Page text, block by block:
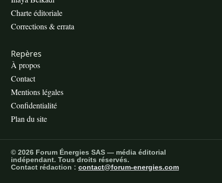
Charte éditoriale
Corrections & errata
Repères
À propos
Contact
Mentions légales
Confidentialité
Plan du site
© 2026 Forum Énergies SAS — média éditorial
indépendant. Tous droits réservés.
Contact rédaction : contact@forum-energies.com